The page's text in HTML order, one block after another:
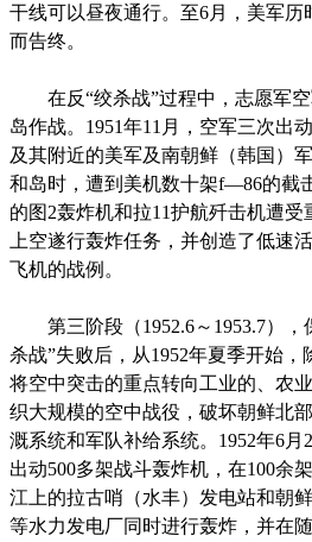
干线可以昼夜通行。至6月，美军历
而告终。
在反“绞杀战”过程中，志愿军空
岛作战。1951年11月，空军三次出
及其附近的美军及南朝鲜（韩国）
和岛时，遭到美机数十架f—86的截
的图2轰炸机和拉11护航歼击机遭
上空遂行轰炸任务，并创造了低速
飞机的战例。
第三阶段（1952.6～1953.7），
杀战”失败后，从1952年夏季开始，
将空中突击的重点转向工业的、农
织大规模的空中战役，破坏朝鲜北
溉系统和军队补给系统。1952年6
出动500多架战斗轰炸机，在100余
江上的拉古哨（水丰）发电站和朝
等水力发电厂同时进行轰炸，并在